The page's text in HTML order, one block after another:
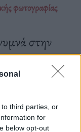
third parties, or
for
below opt-out
φωτογραφίας
στην
με το